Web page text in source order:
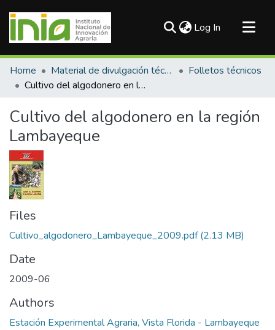
Log In (current)
Communities & Collections
All of DSpace
Home Material de divulgación técnica
Folletos técnicos
Cultivo del algodonero en la región Lambayeque
Cultivo del algodonero en la región
Lambayeque
Files
Cultivo_algodonero_Lambayeque_2009.pdf(2.13 MB)
Date
2009-06
Authors
Estación Experimental Agraria, Vista Florida - Lambayeque